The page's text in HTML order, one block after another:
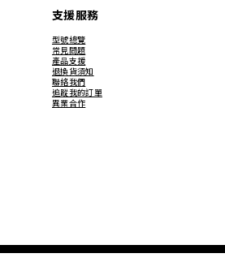
支援服務
型號總覽
常見問題
產品支援
退換貨須知
聯絡我們
追蹤我的訂單
異業合作